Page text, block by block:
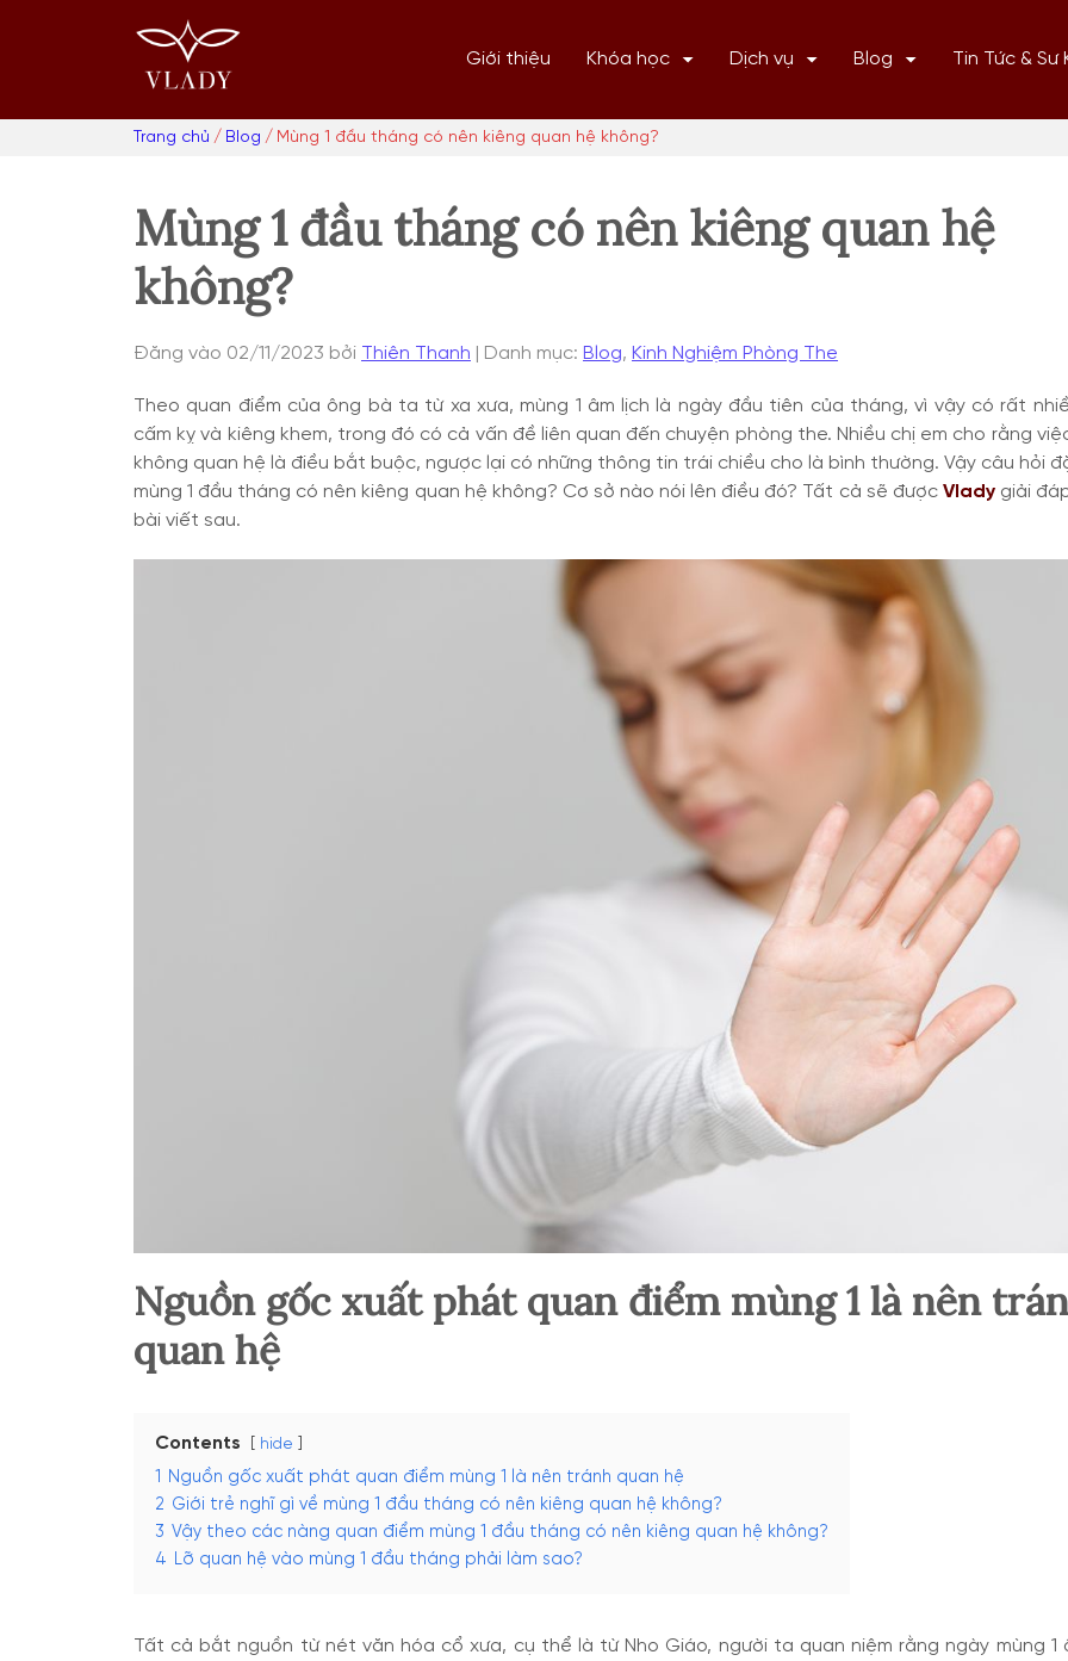
chủ
Giới thiệu
Khóa học Dịch vụ Blog Tin Tức & Sư
Duyệt:
Trang chủ Blog Mùng 1 đầu tháng có nên kiêng quan hệ không?
Mùng 1 đầu tháng có nên kiêng quan hệ
không?
Đăng vào 02/11/2023 bởi Thiên Thanh Danh mục: Blog, Kinh Nghiệm Phòng The
Theo quan điểm của ông bà ta từ xa xưa, mùng 1 âm lịch là ngày đầu tiên của tháng, vì vậy có rất
cấm kỵ và kiêng khem, trong đó có cả vấn đề liên quan đến chuyện phòng the. Nhiều chị em cho rằng
không quan hệ là điều bắt buộc, ngược lại có những thông tin trái chiều cho là bình thường. Vậy câu hỏi
mùng 1 đầu tháng có nên kiêng quan hệ không? Cơ sở nào nói lên điều đó? Tất cả sẽ được Vladygiải
bài viết sau.
Nguồn gốc xuất phát quan điểm mùng 1 là nên
quan hệ
Contents hide
Nguồn gốc xuất phát quan điểm mùng 1 là nên tránh quan hệ
2 Giới trẻ nghĩ gì về mùng 1 đầu tháng có nên kiêng quan hệ không?
3 Vậy theo các nàng quan điểm mùng 1 đầu tháng có nên kiêng quan hệ không?
4
Lỡ quan hệ vào mùng 1 đầu tháng phải làm sao?
Tất cả bắt nguồn từ nét văn hóa cổ xưa, cụ thể là từ Nho Giáo, người ta quan niệm rằng ngày mùng 1